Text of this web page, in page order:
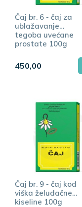
Čaj br. 6 - čaj za
ublažavanje
tegoba uvećane
prostate 100g
450,00
Čaj br. 9 - čaj kod
viška želudačne
kiseline 100g